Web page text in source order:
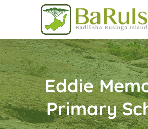
Eddie
Primary